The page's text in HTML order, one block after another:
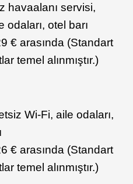
havaalanı servisi,
otel barı
€ arasında (Standart
temel alınmıştır.)
Wi-Fi, aile odaları,
€ arasında (Standart
temel alınmıştır.)